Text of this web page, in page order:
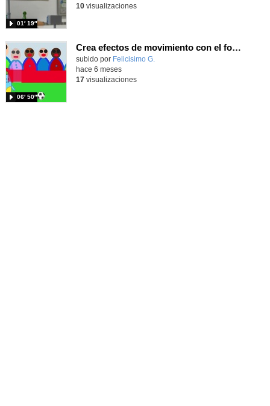
01′ 19″
10visualizaciones
Crea efectos de movimiento con el fondo programando con Scratch Jr
Contenido educativo.
subido por Felicisimo G.
06′ 50″
hace 6 meses
17visualizaciones